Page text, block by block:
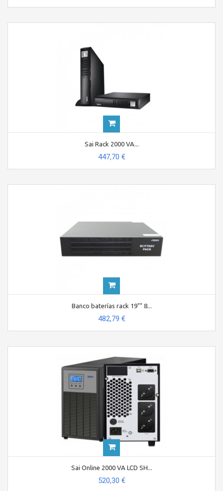
Sai Rack 2000 VA...
447,70 €
Banco baterías rack 19"" 8...
482,79 €
Sai Online 2000 VA LCD SH...
520,30 €